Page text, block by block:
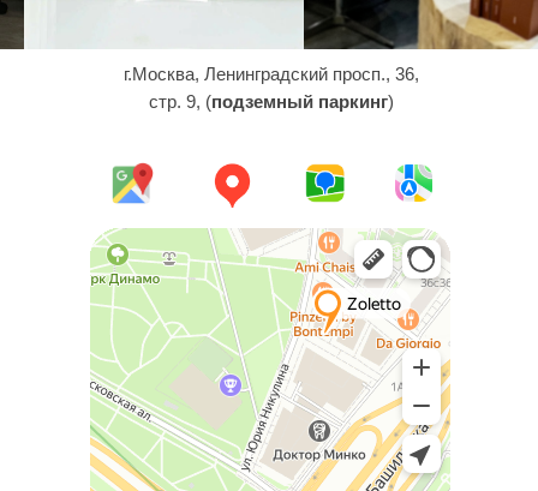
г.Москва, Ленинградский просп., 36,
стр. 9, (подземный паркинг)